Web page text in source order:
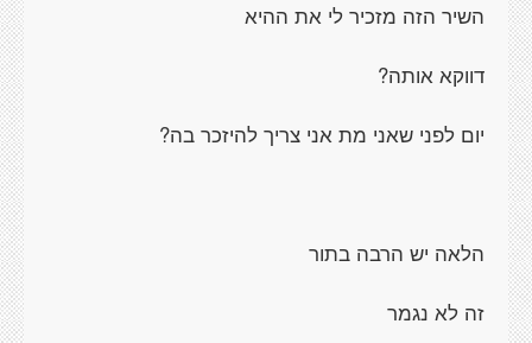
השיר הזה מזכיר לי את ההיא
דווקא אותה?
יום לפני שאני מת אני צריך להיזכר בה?
הלאה יש הרבה בתור
זה לא נגמר